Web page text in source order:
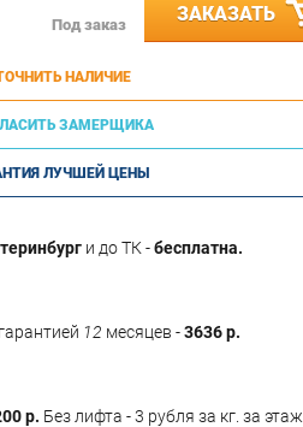
Под заказ ЗАКАЗАТЬ
НАЛИЧИЕ
ЗАМЕРЩИКА
ЛУЧШЕЙ ЦЕНЫ
и до ТК -бесплатна.
12 месяцев -3636 р.
р. Без лифта - 3 рубля за кг. за этаж.